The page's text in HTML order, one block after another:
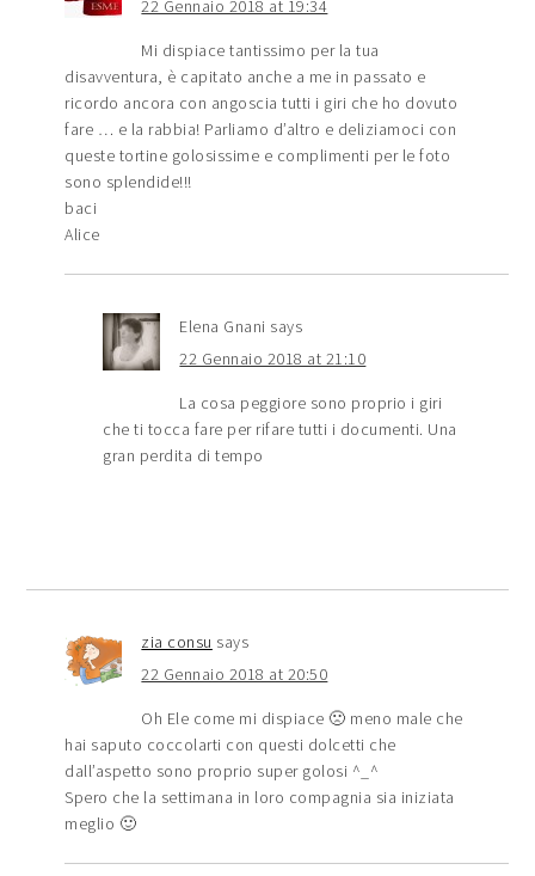
22 Gennaio 2018 at 19:34
Mi dispiace tantissimo per la tua
disavventura, è capitato anche a me in passato e
ricordo ancora con angoscia tutti i giri che ho dovuto
fare … e la rabbia! Parliamo d’altro e deliziamoci con
queste tortine golosissime e complimenti per le foto
sono splendide!!!
baci
Alice
Elena Gnani says
22 Gennaio 2018 at 21:10
La cosa peggiore sono proprio i giri
che ti tocca fare per rifare tutti i documenti. Una
gran perdita di tempo
zia consu says
22 Gennaio 2018 at 20:50
Oh Ele come mi dispiace 🙁 meno male che
hai saputo coccolarti con questi dolcetti che
dall’aspetto sono proprio super golosi ^_^
Spero che la settimana in loro compagnia sia iniziata
meglio 🙂